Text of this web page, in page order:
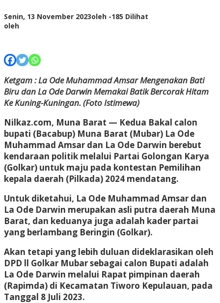
Senin, 13 November 2023oleh -185 Dilihat
oleh
Ketgam : La Ode Muhammad Amsar Mengenakan Bati
Biru dan La Ode Darwin Memakai Batik Bercorak Hitam
Ke Kuning-Kuningan. (Foto Istimewa)
Nilkaz.com, Muna Barat — Kedua Bakal calon
bupati (Bacabup) Muna Barat (Mubar) La Ode
Muhammad Amsar dan La Ode Darwin berebut
kendaraan politik melalui Partai Golongan Karya
(Golkar) untuk maju pada kontestan Pemilihan
kepala daerah (Pilkada) 2024 mendatang.
Untuk diketahui, La Ode Muhammad Amsar dan
La Ode Darwin merupakan asli putra daerah Muna
Barat, dan keduanya juga adalah kader partai
yang berlambang Beringin (Golkar).
Akan tetapi yang lebih duluan dideklarasikan oleh
DPD ll Golkar Mubar sebagai calon Bupati adalah
La Ode Darwin melalui Rapat pimpinan daerah
(Rapimda) di Kecamatan Tiworo Kepulauan, pada
Tanggal 8 Juli 2023.